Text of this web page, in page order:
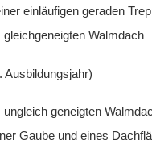
einläufigen geraden
gleichgeneigten Walmdach
ungleich geneigten
Gaube und eines